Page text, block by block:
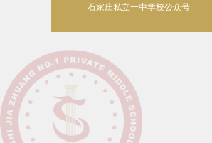
石家庄私立一中学校公众号